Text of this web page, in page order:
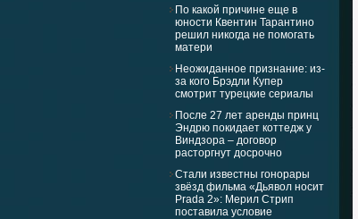
По какой причине еще в
юности Квентин Тарантино
решил никогда не помогать
матери
Неожиданное признание: из-
за кого Брэдли Купер
смотрит турецкие сериалы
После 27 лет аренды принц
Эндрю покидает коттедж у
Виндзора – договор
расторгнут досрочно
Стали известны гонорары
звёзд фильма «Дьявол носит
Prada 2»: Мерил Стрип
поставила условие